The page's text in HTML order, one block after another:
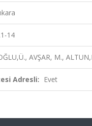
14
AVŞAR, M.,
Adresli: Evet